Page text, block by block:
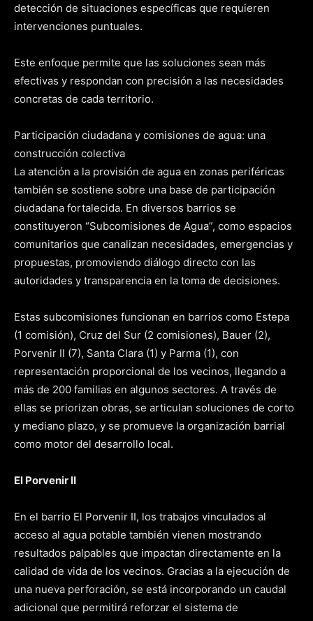
detección de situaciones específicas que requieren
intervenciones puntuales.
Este enfoque permite que las soluciones sean más
efectivas y respondan con precisión a las necesidades
concretas de cada territorio.
Participación ciudadana y comisiones de agua: una
construcción colectiva
La atención a la provisión de agua en zonas periféricas
también se sostiene sobre una base de participación
ciudadana fortalecida. En diversos barrios se
constituyeron “Subcomisiones de Agua”, como espacios
comunitarios que canalizan necesidades, emergencias y
propuestas, promoviendo diálogo directo con las
autoridades y transparencia en la toma de decisiones.
Estas subcomisiones funcionan en barrios como Estepa
(1 comisión), Cruz del Sur (2 comisiones), Bauer (2),
Porvenir II (7), Santa Clara (1) y Parma (1), con
representación proporcional de los vecinos, llegando a
más de 200 familias en algunos sectores. A través de
ellas se priorizan obras, se articulan soluciones de corto
y mediano plazo, y se promueve la organización barrial
como motor del desarrollo local.
El Porvenir II
En el barrio El Porvenir II, los trabajos vinculados al
acceso al agua potable también vienen mostrando
resultados palpables que impactan directamente en la
calidad de vida de los vecinos. Gracias a la ejecución de
una nueva perforación, se está incorporando un caudal
adicional que permitirá reforzar el sistema de